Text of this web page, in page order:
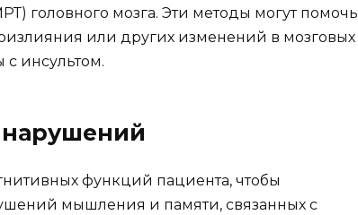
головного мозга. Эти методы могут помочь
или других изменений в мозговых
с инсультом.
функций пациента, чтобы
мышления и памяти, связанных с